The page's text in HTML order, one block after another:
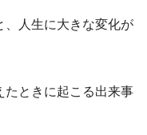
、人生に大きな変化が
たときに起こる出来事